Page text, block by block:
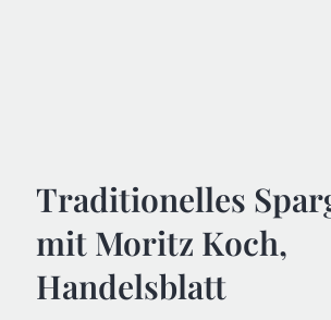
Traditionelles
mit Moritz Koch,
Handelsblatt